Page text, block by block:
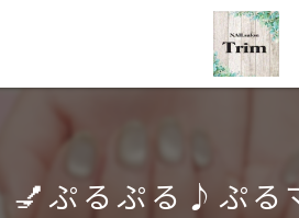
💅ぷるぷる♪ぷる